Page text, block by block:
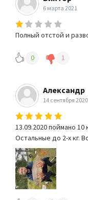
6 марта 2021
Полный отстой и
0 1
Александр
14 сентября 2020
13.09.2020 поймано 10
Остальные до 2-х кг.